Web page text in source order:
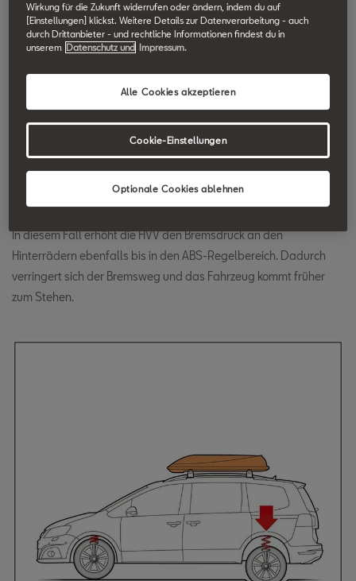
Hinterachs-Voll-
Verzögerung (HVV)
Die Hinterachs-Voll-Verzögerung (HVV) ist eine Unterfunktion der
ESC z.B. im SEAT Ateca.
HVV reagiert, sobald sich die Vorderräder im ABS-Regelbereich
befinden, die Hinterräder aber noch nicht.
In diesem Fall erhöht die HVV den Bremsdruck an den
Hinterrädern ebenfalls bis in den ABS-Regelbereich. Dadurch
verringert sich der Bremsweg und das Fahrzeug kommt früher
zum Stehen.
Wirkung für die Zukunft widerrufen oder ändern, indem du auf
[Einstellungen] klickst. Weitere Details zur Datenverarbeitung - auch
durch Drittanbieter - und rechtliche Informationen findest du in
unserem Datenschutz und Impressum.
Optionale Cookies ablehnen
Alle Cookies akzeptieren
Cookie-Einstellungen